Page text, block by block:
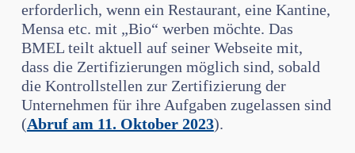
erforderlich, wenn ein Restaurant, eine Kantine,
Mensa etc. mit „Bio“ werben möchte. Das
BMEL teilt aktuell auf seiner Webseite mit,
dass die Zertifizierungen möglich sind, sobald
die Kontroll­stellen zur Zertifizierung der
Unternehmen für ihre Aufgaben zugelassen sind
(Abruf am 11. Oktober 2023).